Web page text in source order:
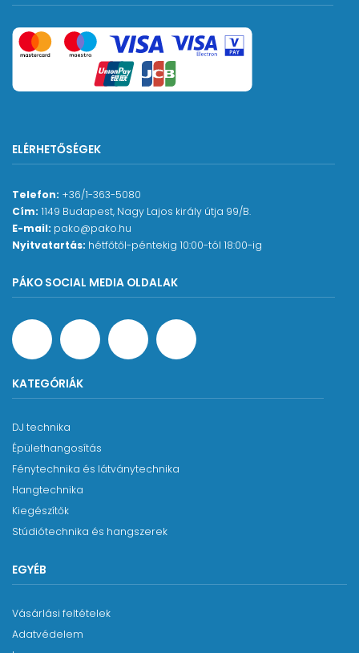
ELÉRHETŐSÉGEK
Telefon: +36/1-363-5080
Cím: 1149 Budapest, Nagy Lajos király útja 99/B.
E-mail: pako@pako.hu
Nyitvatartás: hétfőtől-péntekig 10:00-tól 18:00-ig
PÁKO SOCIAL MEDIA OLDALAK
KATEGÓRIÁK
DJ technika
Épülethangosítás
Fénytechnika és látványtechnika
Hangtechnika
Kiegészítők
Stúdiótechnika és hangszerek
EGYÉB
Vásárlási feltételek
Adatvédelem